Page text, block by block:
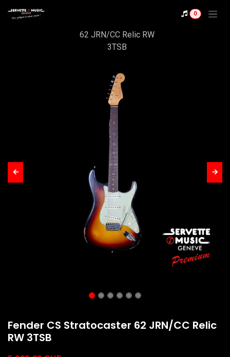
0
62 JRN/CC Relic RW
3TSB
Fender CS Stratocaster 62 JRN/CC Relic
RW 3TSB